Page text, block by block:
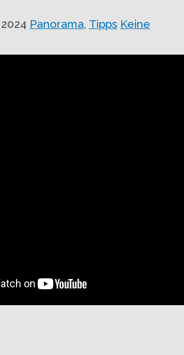
Panorama, Tipps Keine